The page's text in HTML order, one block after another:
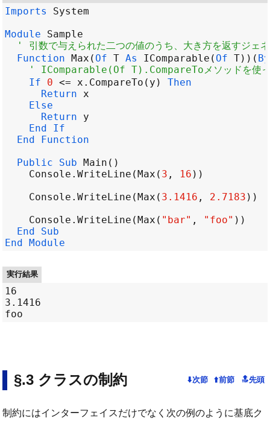
Imports
System
Module
Sample
' 引数で与えられた二つの値のうち、大き方を返すジェ
Function Max ( Of T As IComparable ( Of T))(
' IComparable(Of T).CompareToメソッドを使っ
If
0 <= x . CompareTo ( y ) Then
Return x
Else
Return
y
End
If
End
Function
Public
Sub Main
Console . WriteLine (Max ( 3 , 16
Console . WriteLine (Max ( 3.1416 , 2.7183
Console . WriteLine (Max ( "bar" , "foo"
End
Sub
End Module
実行結果
16
3.1416
クラスの制約
制約にはインターフェイスだけでなく次の例のように基底ク